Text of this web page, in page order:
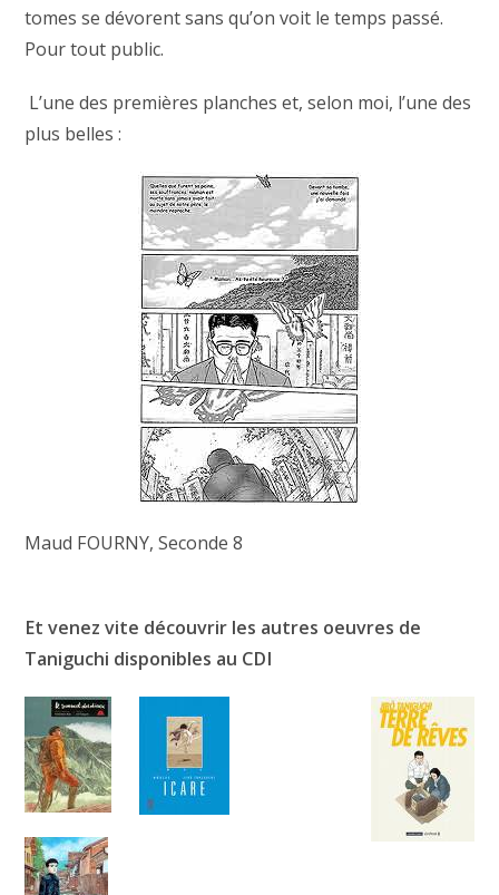
tomes se dévorent sans qu’on voit le temps passé.
Pour tout public.
L’une des premières planches et, selon moi, l’une des
plus belles :
Maud FOURNY, Seconde 8
Et venez vite découvrir les autres oeuvres de
Taniguchi disponibles au CDI